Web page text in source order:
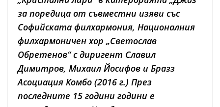
за поредица от съвместни изяви със
Софийската филхармония, Националния
филхармоничен хор „Светослав
Обретенов“ с диригент Славил
Димитров, Михаил Йосифов и Бразз
Асоциация Комбо (2016 г.) През
последните 15 години години е